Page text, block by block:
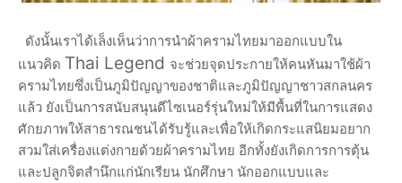
ดังนั้นเราได้เล็งเห็นว่าการนำผ้าครามไทยมาออกแบบใน
แนวคิด Thai Legend จะช่วยจุดประกายให้คนหันมาใช้ผ้า
ครามไทยซึ่งเป็นภูมิปัญญาของชาติและภูมิปัญญาชาวสกลนคร
แล้ว ยังเป็นการสนับสนุนดีไซเนอร์รุ่นใหม่ให้มีพื้นที่ในการแสดง
ศักยภาพให้สาธารณชนได้รับรู้และเพื่อให้เกิดกระแสนิยมอยาก
สวมใส่เครื่องแต่งกายด้วยผ้าครามไทย อีกทั้งยังเกิดการการตุ้น
และปลูกจิตสำนึกแก่นักเรียน นักศึกษา นักออกแบบและ